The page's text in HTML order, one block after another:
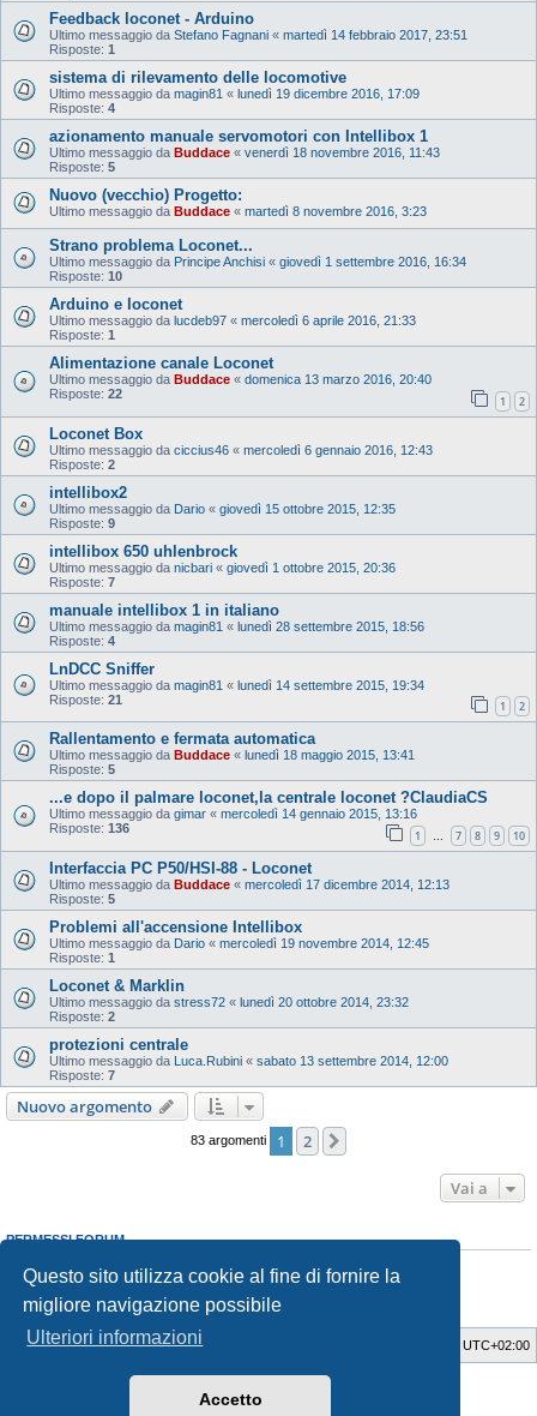
Questo sito utilizza cookie al fine di fornire la
migliore navigazione possibile
Ulteriori informazioni
Accetto
Feedback loconet - Arduino
Ultimo messaggio da Stefano Fagnani « martedì 14 febbraio 2017, 23:51
Risposte: 1
sistema di rilevamento delle locomotive
Ultimo messaggio da magin81 « lunedì 19 dicembre 2016, 17:09
Risposte: 4
azionamento manuale servomotori con Intellibox 1
Ultimo messaggio da Buddace « venerdì 18 novembre 2016, 11:43
Risposte: 5
Nuovo (vecchio) Progetto:
Ultimo messaggio da Buddace « martedì 8 novembre 2016, 3:23
Strano problema Loconet...
Ultimo messaggio da Principe Anchisi « giovedì 1 settembre 2016, 16:34
Risposte: 10
Arduino e loconet
Ultimo messaggio da lucdeb97 « mercoledì 6 aprile 2016, 21:33
Risposte: 1
Alimentazione canale Loconet
Ultimo messaggio da Buddace « domenica 13 marzo 2016, 20:40
Risposte: 22 1 2
Loconet Box
Ultimo messaggio da ciccius46 « mercoledì 6 gennaio 2016, 12:43
Risposte: 2
intellibox2
Ultimo messaggio da Dario « giovedì 15 ottobre 2015, 12:35
Risposte: 9
intellibox 650 uhlenbrock
Ultimo messaggio da nicbari « giovedì 1 ottobre 2015, 20:36
Risposte: 7
manuale intellibox 1 in italiano
Ultimo messaggio da magin81 « lunedì 28 settembre 2015, 18:56
Risposte: 4
LnDCC Sniffer
Ultimo messaggio da magin81 « lunedì 14 settembre 2015, 19:34
Risposte: 21 1 2
Rallentamento e fermata automatica
Ultimo messaggio da Buddace « lunedì 18 maggio 2015, 13:41
Risposte: 5
...e dopo il palmare loconet,la centrale loconet ?ClaudiaCS
Ultimo messaggio da gimar « mercoledì 14 gennaio 2015, 13:16
Risposte: 136 1 … 7 8 9 10
Interfaccia PC P50/HSI-88 - Loconet
Ultimo messaggio da Buddace « mercoledì 17 dicembre 2014, 12:13
Risposte: 5
Problemi all'accensione Intellibox
Ultimo messaggio da Dario « mercoledì 19 novembre 2014, 12:45
Risposte: 1
Loconet & Marklin
Ultimo messaggio da stress72 « lunedì 20 ottobre 2014, 23:32
Risposte: 2
protezioni centrale
Ultimo messaggio da Luca.Rubini « sabato 13 settembre 2014, 12:00
Risposte: 7
Nuovo argomento
83 argomenti 1 2
Vai a
PERMESSI FORUM
Non puoirispondere negli argomenti
Non puoi
modificare i tuoi messaggi
Non puoicancellare i tuoi messaggi
Indice UTC+02:00
GTA game
phpBB® Forum Software © phpBB Limited